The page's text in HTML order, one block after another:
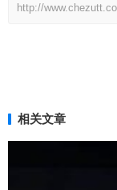
http://
相关文章